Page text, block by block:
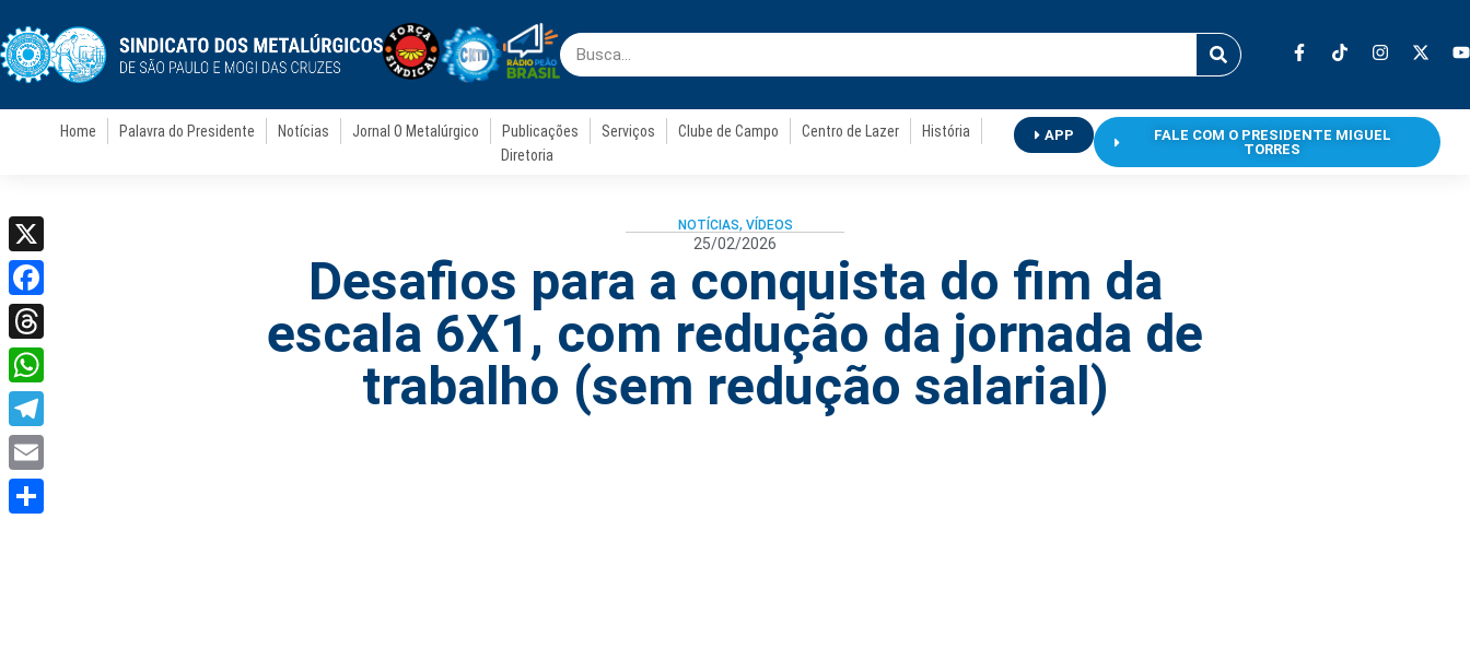
Home Palavra do Presidente Notícias Jornal O Metalúrgico Publicações Serviços Clube de Campo Centro de Lazer
História
Diretoria
APP
FALE COM O PRESIDENTE MIGUEL
TORRES
NOTÍCIAS, VÍDEOS
25/02/2026
Desafios para a conquista do fim da
escala 6X1, com redução da jornada de
trabalho (sem redução salarial)
X
Facebook
Threads
WhatsApp
Telegram
Email